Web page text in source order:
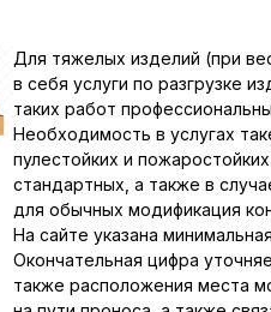
Для тяжелых изделий (при
в себя услуги по разгрузке
таких работ
Необходимость в услугах
пулестойких и
стандартных, а также в
для обычных модификация
На сайте указана
Окончательная цифра
также расположения места